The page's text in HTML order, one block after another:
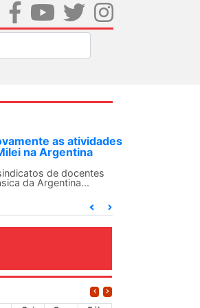
para Dia de
com Cuba em
seções sindicais e o